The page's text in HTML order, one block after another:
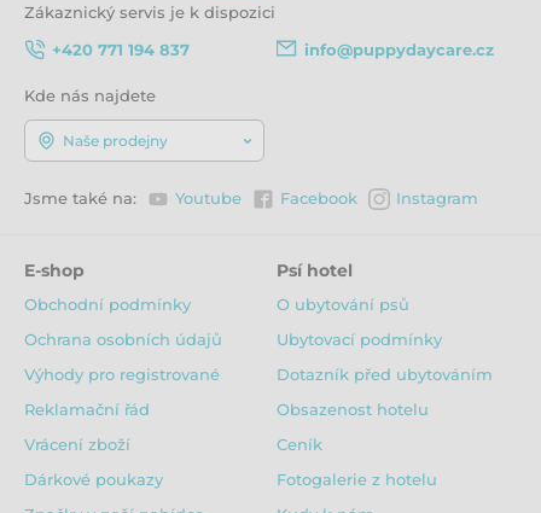
Zákaznický servis je k dispozici
+420 771 194 837
info@puppydaycare.cz
Kde nás najdete
Naše prodejny
Jsme také na: Youtube Facebook Instagram
E-shop
Obchodní podmínky
Ochrana osobních údajů
Výhody pro registrované
Reklamační řád
Vrácení zboží
Dárkové poukazy
Psí hotel
O ubytování psů
Ubytovací podmínky
Dotazník před ubytováním
Obsazenost hotelu
Ceník
Fotogalerie z hotelu